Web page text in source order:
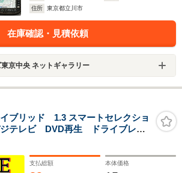
住所
東京都立川市
在庫確認・見積依頼
京中央 ネットギャラリー
ブリッド 1.3 スマートセレクショ
テレビ DVD再生 ドライブレコ
スマートキー クルーズコン
ール
支払総額 本体価格